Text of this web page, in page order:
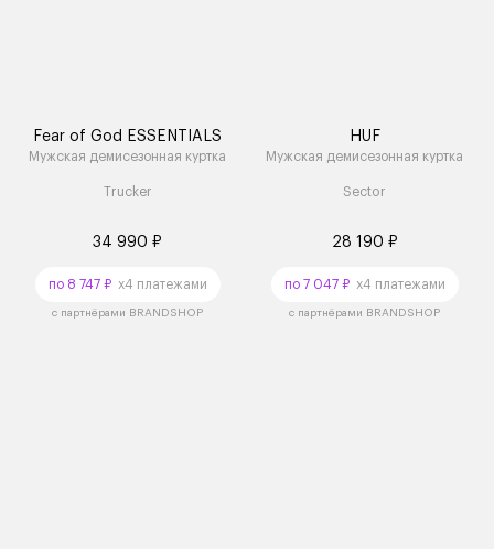
Fear of God ESSENTIALS
Мужская демисезонная куртка
Trucker
34 990 ₽
по 8 747 ₽x4 платежами
с партнёрами BRANDSHOP
HUF
Мужская демисезонная куртка
Sector
28 190 ₽
по 7 047 ₽x4 платежами
с партнёрами BRANDSHOP